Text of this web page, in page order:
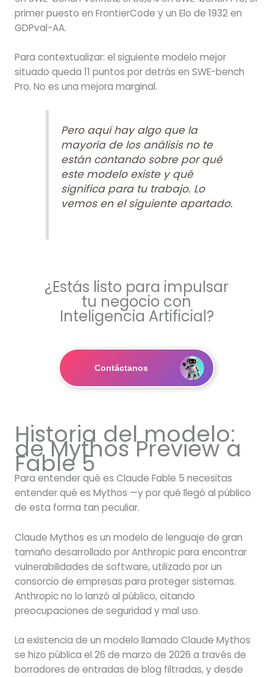
primer puesto en FrontierCode y un Elo de 1932 en
GDPval-AA.
Para contextualizar: el siguiente modelo mejor
situado queda 11 puntos por detrás en SWE-bench
Pro. No es una mejora marginal.
Pero aquí hay algo que la
mayoría de los análisis no te
están contando sobre por qué
este modelo existe y qué
significa para tu trabajo. Lo
vemos en el siguiente apartado.
¿Estás listo para impulsar
tu negocio con
Inteligencia Artificial?
Contáctanos
Historia del modelo:
de Mythos Preview a
Fable 5
Para entender qué es Claude Fable 5 necesitas
entender qué es Mythos —y por qué llegó al público
de esta forma tan peculiar.
Claude Mythos es un modelo de lenguaje de gran
tamaño desarrollado por Anthropic para encontrar
vulnerabilidades de software, utilizado por un
consorcio de empresas para proteger sistemas.
Anthropic no lo lanzó al público, citando
preocupaciones de seguridad y mal uso.
La existencia de un modelo llamado Claude Mythos
se hizo pública el 26 de marzo de 2026 a través de
borradores de entradas de blog filtradas, y desde